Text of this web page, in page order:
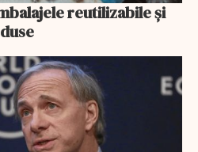
reutilizabile și